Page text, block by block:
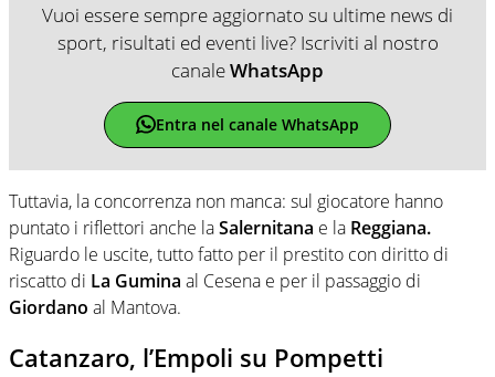
Vuoi essere sempre aggiornato su ultime news di
sport, risultati ed eventi live? Iscriviti al nostro
canaleWhatsApp
Entra nel canale WhatsApp
Tuttavia, la concorrenza non manca: sul giocatore hanno
puntato i riflettori anche laSalernitana e la Reggiana.
Riguardo le uscite, tutto fatto per il prestito con diritto di
riscatto di La Gumina al Cesena e per il passaggio di
Giordano al Mantova.
Catanzaro, l’Empoli su Pompetti